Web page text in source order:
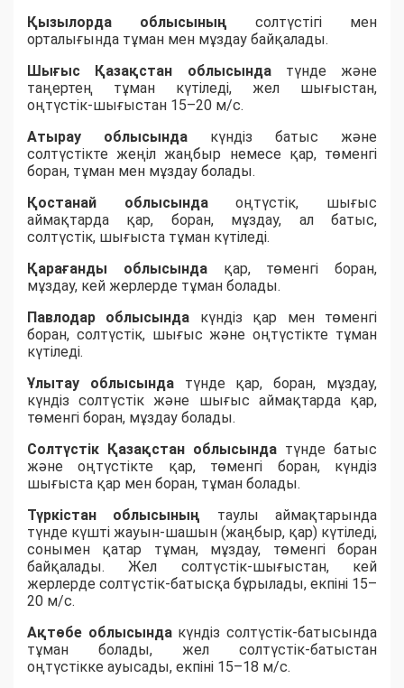
Қызылорда облысының солтүстігі мен
орталығында тұман мен мұздау байқалады.
Шығыс Қазақстан облысындатүнде және
таңертең тұман күтіледі, жел шығыстан,
оңтүстік-шығыстан 15–20 м/с.
Атырау облысында күндіз батыс және
солтүстікте жеңіл жаңбыр немесе қар, төменгі
боран, тұман мен мұздау болады.
Қостанай облысындаоңтүстік, шығыс
аймақтарда қар, боран, мұздау, ал батыс,
солтүстік, шығыста тұман күтіледі.
Қарағанды облысындақар, төменгі боран,
мұздау, кей жерлерде тұман болады.
Павлодар облысында күндіз қар мен төменгі
боран, солтүстік, шығыс және оңтүстікте тұман
күтіледі.
Ұлытау облысындатүнде қар, боран, мұздау,
күндіз солтүстік және шығыс аймақтарда қар,
төменгі боран, мұздау болады.
Солтүстік Қазақстан облысында түнде батыс
және оңтүстікте қар, төменгі боран, күндіз
шығыста қар мен боран, тұман болады.
Түркістан облысының таулы аймақтарында
түнде күшті жауын-шашын (жаңбыр, қар) күтіледі,
сонымен қатар тұман, мұздау, төменгі боран
байқалады. Жел солтүстік-шығыстан, кей
жерлерде солтүстік-батысқа бұрылады, екпіні 15–
20 м/с.
Ақтөбе облысындакүндіз солтүстік-батысында
тұман болады, жел солтүстік-батыстан
оңтүстікке ауысады, екпіні 15–18 м/с.